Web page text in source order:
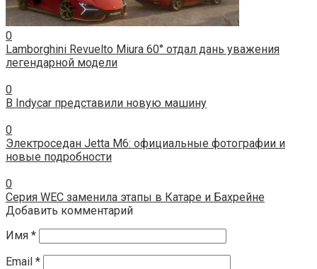
0
Lamborghini Revuelto Miura 60° отдал дань уважения
легендарной модели
0
В Indycar представили новую машину
0
Электроседан Jetta M6: официальные фотографии и
новые подробности
0
Серия WEC заменила этапы в Катаре и Бахрейне
Добавить комментарий
Имя *
Email *